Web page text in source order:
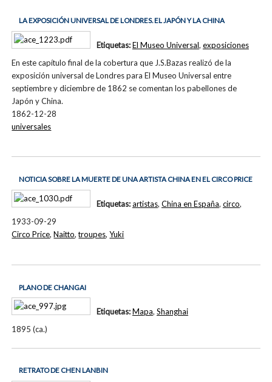
LA EXPOSICIÓN UNIVERSAL DE LONDRES. EL JAPÓN Y LA CHINA
En este capítulo final de la cobertura que J.S.Bazas realizó de la
exposición universal de Londres para El Museo Universal entre
septiembre y diciembre de 1862 se comentan los pabellones de
Japón y China.
1862-12-28
Etiquetas:El Museo Universal, exposiciones
universales
NOTICIA SOBRE LA MUERTE DE UNA ARTISTA CHINA EN EL CIRCO PRICE
1933-09-29
Etiquetas:artistas, China en España, circo,
Circo Price,Naitto,troupes,Yuki
PLANO DE CHANGAI
1895 (ca.)
Etiquetas:Mapa, Shanghai
RETRATO DE CHEN LANBIN